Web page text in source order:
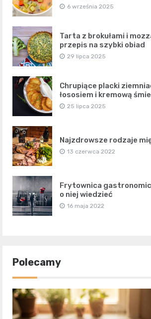
6 września 2025
Tarta z brokułami i
przepis na szybki obiad
29 lipca 2025
Chrupiące placki
łososiem i kremową
25 lipca 2025
Najzdrowsze rodzaje
13 czerwca 2022
Frytownica
o niej wiedzieć
16 maja 2022
Polecamy